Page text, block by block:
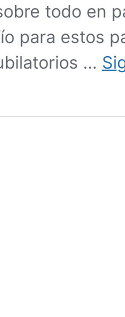
todo en
para estos
…